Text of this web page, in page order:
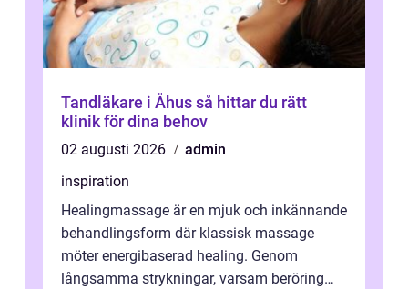
Tandläkare i Åhus så hittar du rätt
klinik för dina behov
02 augusti 2026
admin
inspiration
Healingmassage är en mjuk och inkännande
behandlingsform där klassisk massage
möter energibaserad healing. Genom
långsamma strykningar, varsam beröring